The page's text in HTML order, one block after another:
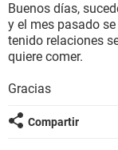
SEXUALIDAD
GLOSARIO
Buenos días,
y el mes pasado
tenido relaciones
quiere comer.
Gracias
Compartir